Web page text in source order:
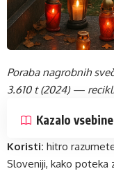
Poraba nagrobnih
3.610 t (2024) —
Kazalo vsebine
Koristi: hitro
Sloveniji, kako poteka